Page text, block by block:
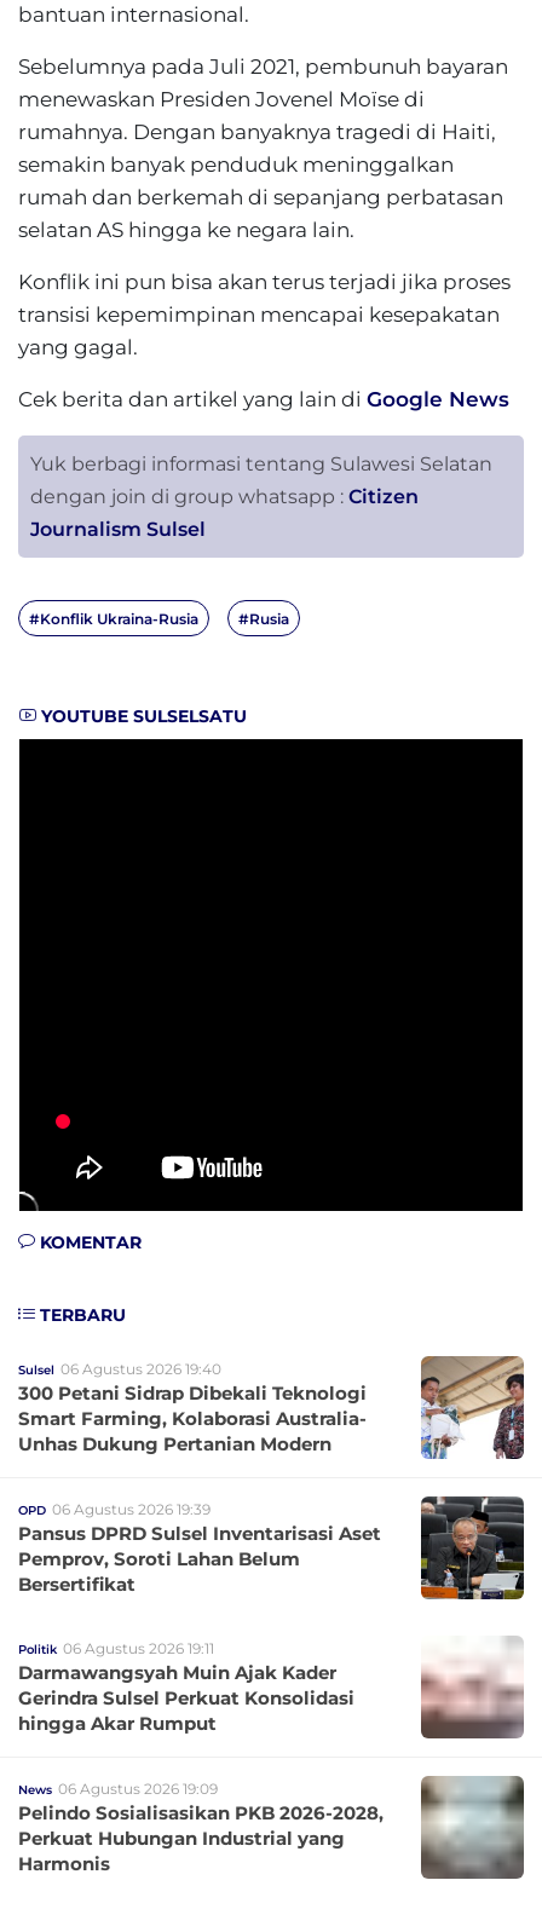
bantuan internasional.
Sebelumnya pada Juli 2021, pembunuh bayaran
menewaskan Presiden Jovenel Moïse di
rumahnya. Dengan banyaknya tragedi di Haiti,
semakin banyak penduduk meninggalkan
rumah dan berkemah di sepanjang perbatasan
selatan AS hingga ke negara lain.
Konflik ini pun bisa akan terus terjadi jika proses
transisi kepemimpinan mencapai kesepakatan
yang gagal.
Cek berita dan artikel yang lain di Google News
Yuk berbagi informasi tentang Sulawesi Selatan
dengan join di group whatsapp : Citizen
Journalism Sulsel
#Konflik Ukraina-Rusia #Rusia
YOUTUBE SULSELSATU
KOMENTAR
TERBARU
Sulsel 06 Agustus 2026 19:40
300 Petani Sidrap Dibekali Teknologi
Smart Farming, Kolaborasi Australia-
Unhas Dukung Pertanian Modern
OPD 06 Agustus 2026 19:39
Pansus DPRD Sulsel Inventarisasi Aset
Pemprov, Soroti Lahan Belum
Bersertifikat
Politik 06 Agustus 2026 19:11
Darmawangsyah Muin Ajak Kader
Gerindra Sulsel Perkuat Konsolidasi
hingga Akar Rumput
News 06 Agustus 2026 19:09
Pelindo Sosialisasikan PKB 2026-2028,
Perkuat Hubungan Industrial yang
Harmonis